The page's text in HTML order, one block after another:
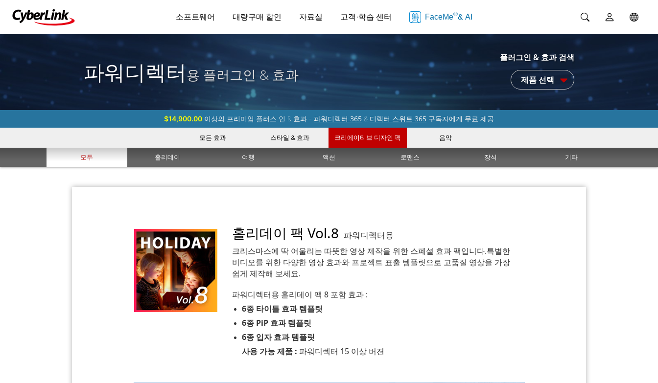
소프트웨어 대량구매 할인 자료실 고객·학습 센터 FaceMe®& AI
파워디렉터용 플러그인 & 효과
플러그인 & 효과 검색
제품 선택
$14,900.00 이상의 프리미엄 플러스 인 & 효과 - 파워디렉터 365 & 디렉터 스위트 365 구독자에게 무료 제공
모든 효과 스타일 & 효과 크리에이티브 디자인 팩 음악
모두 홀리데이 여행 액션 로맨스 장식 기타
홀리데이 팩 Vol.8 파워디렉터용
크리스마스에 딱 어울리는 따뜻한 영상 제작을 위한 스폐셜 효과 팩입니다.특별한
비디오를 위한 다양한 영상 효과와 프로젝트 표출 템플릿으로 고품질 영상을 가장
쉽게 제작해 보세요.
파워디렉터용 홀리데이 팩 8 포함 효과 :
6종 타이틀 효과 템플릿
6종 PiP 효과 템플릿
6종 입자 효과 템플릿
사용 가능 제품 : 파워디렉터 15 이상 버젼